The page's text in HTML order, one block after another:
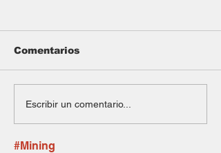
Comentarios
Escribir un comentario...
#Mining